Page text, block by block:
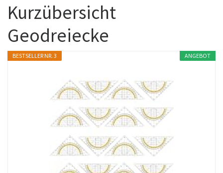
Kurzübersicht
Geodreiecke
ANGEBOT
BESTSELLER NR. 3